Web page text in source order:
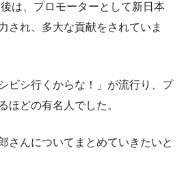
は、プロモーターとして新日本
され、多大な貢献をされていま
ビシ行くからな！
」が流行り、プ
ほどの有名人でした。
さんについてまとめていきたいと